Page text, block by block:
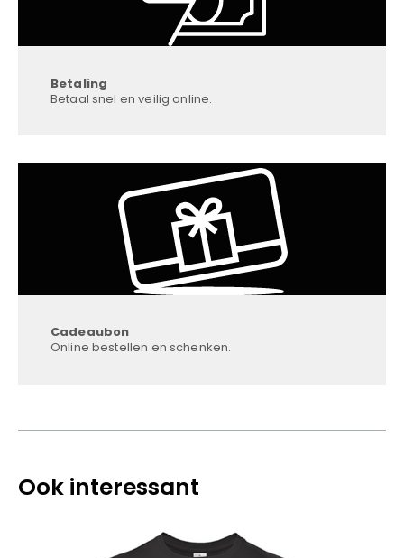
Betaling
Betaal snel en veilig online.
Cadeaubon
Online bestellen en schenken.
Ook interessant